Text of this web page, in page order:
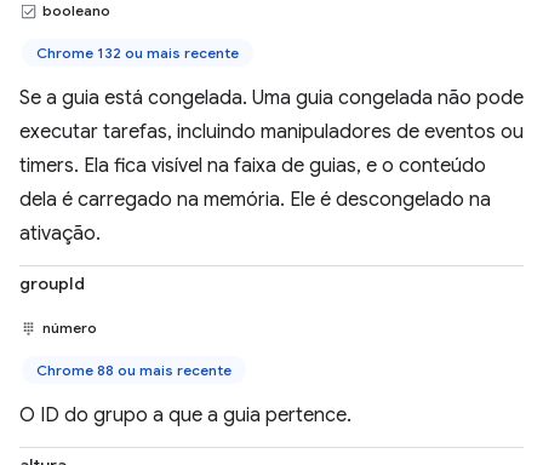
booleano
Chrome 132 ou mais recente
Se a guia está congelada. Uma guia congelada não pode
executar tarefas, incluindo manipuladores de eventos ou
timers. Ela fica visível na faixa de guias, e o conteúdo
dela é carregado na memória. Ele é descongelado na
ativação.
groupId
número
Chrome 88 ou mais recente
O ID do grupo a que a guia pertence.